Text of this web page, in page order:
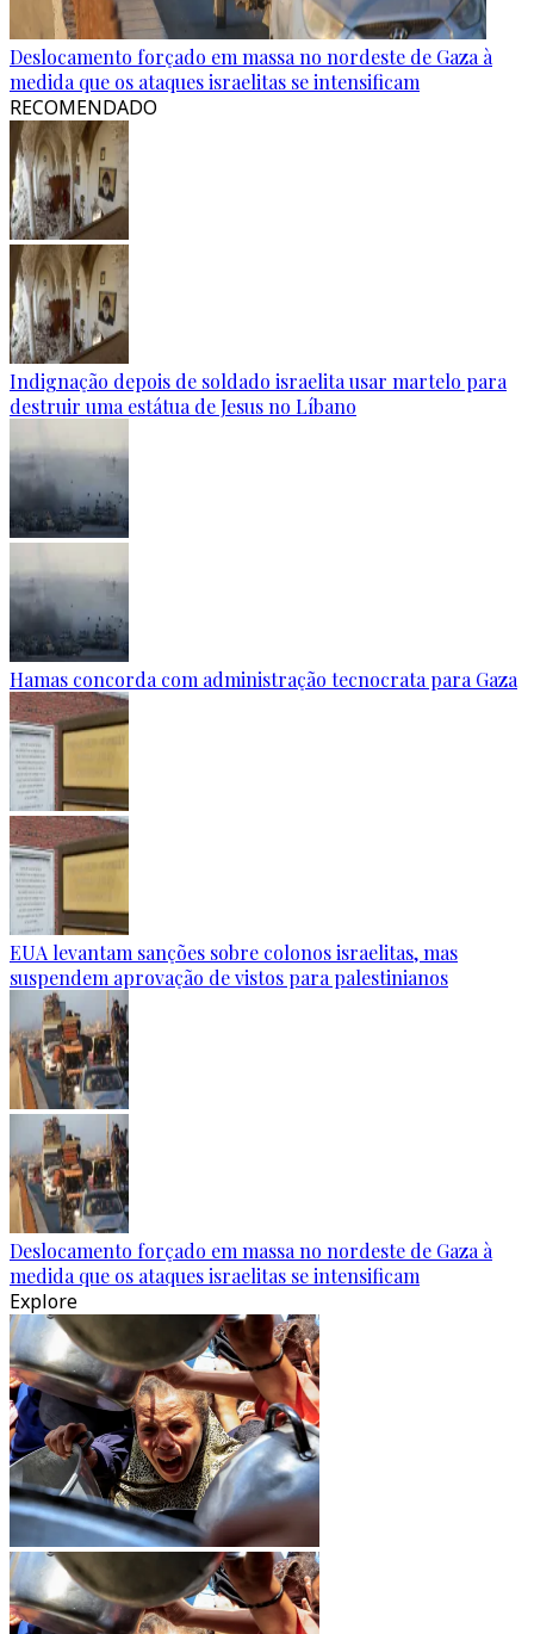
Deslocamento forçado em massa no nordeste de Gaza à
medida que os ataques israelitas se intensificam
RECOMENDADO
Indignação depois de soldado israelita usar martelo para
destruir uma estátua de Jesus no Líbano
Hamas concorda com administração tecnocrata para Gaza
EUA levantam sanções sobre colonos israelitas, mas
suspendem aprovação de vistos para palestinianos
Deslocamento forçado em massa no nordeste de Gaza à
medida que os ataques israelitas se intensificam
Explore